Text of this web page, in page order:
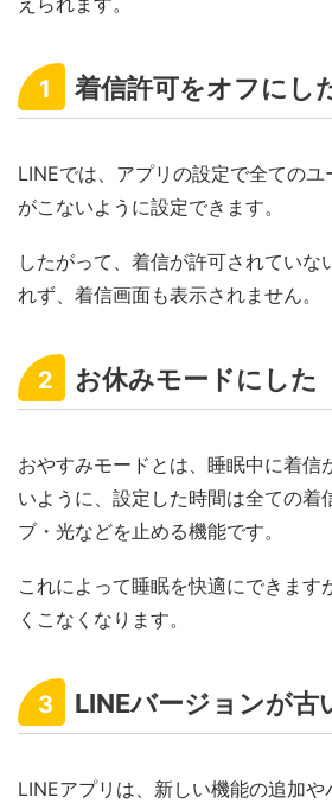
1 着信許可をオフにし
LINEでは、アプリの設定で全ての
がこないように設定できます。
したがって、着信が許可されていな
れず、着信画面も表示されません。
2 お休みモードにした
おやすみモードとは、睡眠中に着信
いように、設定した時間は全ての着
ブ・光などを止める機能です。
これによって睡眠を快適にできます
くこなくなります。
3 LINEバージョンが古
LINEアプリは、新しい機能の追加や